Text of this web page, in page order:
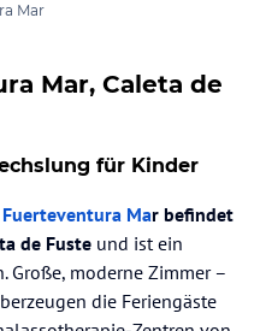
Mar
Mar, Caleta de
für Kinder
Mar befindet
de Fuste und ist ein
Große, moderne Zimmer –
die Feriengäste